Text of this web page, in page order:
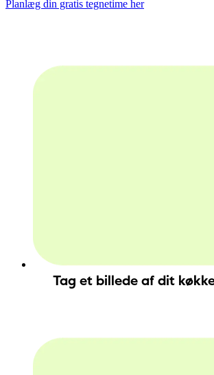
Planlæg din gratis tegnetime her
Tag et billede af dit